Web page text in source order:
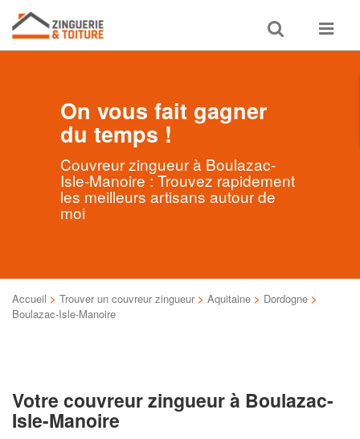
Toggle
search
Toggle
On vous fait gagner
du temps !
Couvreur zingueur à Boulazac-
Isle-Manoire : Trouvez rapidement
les meilleurs artisans autour de
moi
Accueil > Trouver un couvreur zingueur > Aquitaine > Dordogne >
Boulazac-Isle-Manoire
Votre couvreur zingueur à Boulazac-
Isle-Manoire